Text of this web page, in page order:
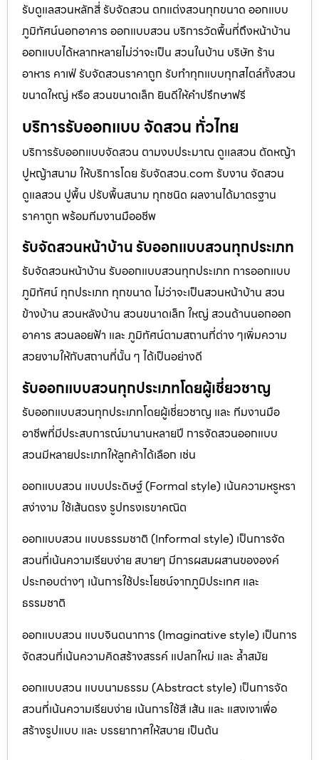
รับดูแลสวนหลักสี่ รับจัดสวน ตกแต่งสวนทุกขนาด ออกแบบ
ภูมิทัศน์นอกอาคาร ออกแบบสวน บริการวัดพื้นที่ถึงหน้าบ้าน
ออกแบบได้หลากหลายไม่ว่าจะเป็น สวนในบ้าน บริษัท ร้าน
อาหาร คาเฟ่ รับจัดสวนราคาถูก รับทำทุกแบบทุกสไตล์ทั้งสวน
ขนาดใหญ่ หรือ สวนขนาดเล็ก ยินดีให้คำปรึกษาฟรี
บริการรับออกแบบ จัดสวน ทั่วไทย
บริการรับออกแบบจัดสวน ตามงบประมาณ ดูเเลสวน ตัดหญ้า
ปูหญ้าสนาม ให้บริการโดย รับจัดสวน.com รับงาน จัดสวน
ดูแลสวน ปูพื้น ปรับพื้นสนาม ทุกชนิด ผลงานได้มาตรฐาน
ราคาถูก พร้อมทีมงานมืออชีพ
รับจัดสวนหน้าบ้าน รับออกแบบสวนทุกประเภท
รับจัดสวนหน้าบ้าน รับออกแบบสวนทุกประเภท การออกแบบ
ภูมิทัศน์ ทุกประเภท ทุกขนาด ไม่ว่าจะเป็นสวนหน้าบ้าน สวน
ข้างบ้าน สวนหลังบ้าน สวนขนาดเล็ก ใหญ่ สวนด้านนอกออก
อาคาร สวนลอยฟ้า และ ภูมิทัศน์ตามสถานที่ต่าง ๆเพิ่มความ
สวยงามให้กับสถานที่นั้น ๆ ได้เป็นอย่างดี
รับออกแบบสวนทุกประเภทโดยผู้เชี่ยวชาญ
รับออกแบบสวนทุกประเภทโดยผู้เชี่ยวชาญ และ ทีมงานมือ
อาชีพที่มีประสบการณ์มานานหลายปี การจัดสวนออกแบบ
สวนมีหลายประเภทให้ลูกค้าได้เลือก เช่น
ออกแบบสวน แบบประดิษฐ์ (Formal style) เน้นความหรูหรา
สง่างาม ใช้เส้นตรง รูปทรงเรขาคณิต
ออกแบบสวน แบบธรรมชาติ (Informal style) เป็นการจัด
สวนที่เน้นความเรียบง่าย สบายๆ มีการผสมผสานขององค์
ประกอบต่างๆ เน้นการใช้ประโยชน์จากภูมิประเทศ และ
ธรรมชาติ
ออกแบบสวน แบบจินตนาการ (Imaginative style) เป็นการ
จัดสวนที่เน้นความคิดสร้างสรรค์ แปลกใหม่ และ ล้ำสมัย
ออกแบบสวน แบบนามธรรม (Abstract style) เป็นการจัด
สวนที่เน้นความเรียบง่าย เน้นการใช้สี เส้น และ แสงเงาเพื่อ
สร้างรูปแบบ และ บรรยากาศให้สบาย เป็นต้น